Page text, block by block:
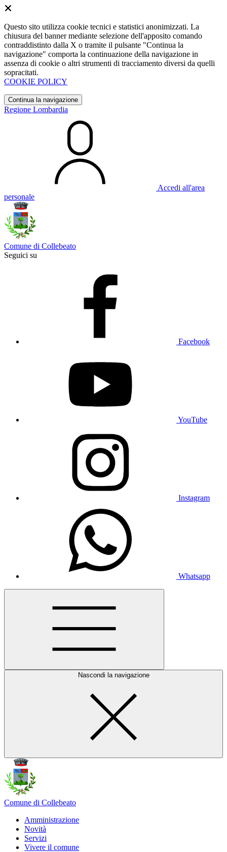
Questo sito utilizza cookie tecnici e statistici anonimizzati. La
chiusura del banner mediante selezione dell'apposito comando
contraddistinto dalla X o tramite il pulsante "Continua la
navigazione" comporta la continuazione della navigazione in
assenza di cookie o altri strumenti di tracciamento diversi da quelli
sopracitati.
COOKIE POLICY
Continua la navigazione
Regione Lombardia
Accedi all'area
personale
Comune di Collebeato
Seguici su
Facebook
YouTube
Instagram
Whatsapp
Nascondi la navigazione
Comune di Collebeato
Amministrazione
Novità
Servizi
Vivere il comune